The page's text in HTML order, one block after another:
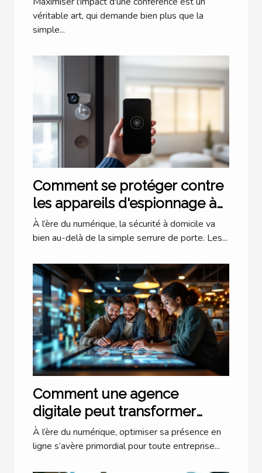
véritable art, qui demande bien plus que la
simple...
Comment se protéger contre
les appareils d'espionnage à
domicile ?
À l’ère du numérique, la sécurité à domicile va
bien au-delà de la simple serrure de porte. Les...
Comment une agence
digitale peut transformer
votre présence en ligne ?
À l’ère du numérique, optimiser sa présence en
ligne s’avère primordial pour toute entreprise...